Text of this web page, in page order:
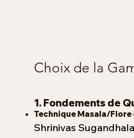
Choix de la
1. Fondements de
Technique Masala/Flore
Shrinivas